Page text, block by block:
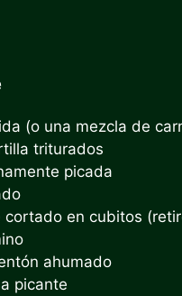
(o una mezcla de
triturados
picada
cortado en cubitos
ahumado
picante